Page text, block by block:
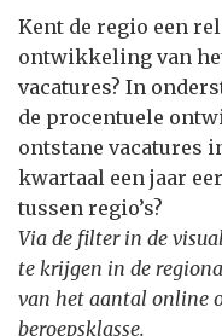
Kent de regio een
ontwikkeling van
vacatures? In
de procentuele
ontstane vacatures
kwartaal een jaar
tussen regio’s?
Via de filter in de
te krijgen in de
van het aantal online
beroepsklasse.